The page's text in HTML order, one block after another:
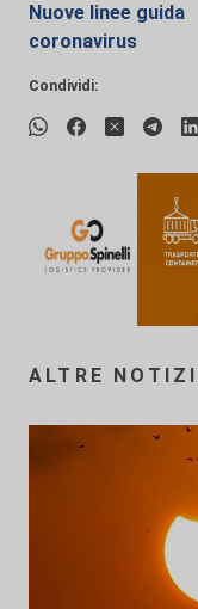
Nuove linee guida
coronavirus
Condividi:
ALTRE